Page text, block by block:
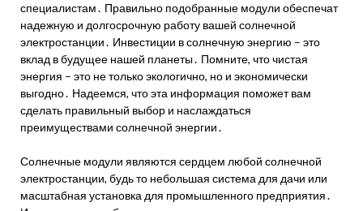
специалистам․ Правильно подобранные модули обеспечат
надежную и долгосрочную работу вашей солнечной
электростанции․ Инвестиции в солнечную энергию – это
вклад в будущее нашей планеты․ Помните, что чистая
энергия – это не только экологично, но и экономически
выгодно․ Надеемся, что эта информация поможет вам
сделать правильный выбор и наслаждаться
преимуществами солнечной энергии․
Солнечные модули являются сердцем любой солнечной
электростанции, будь то небольшая система для дачи или
масштабная установка для промышленного предприятия․